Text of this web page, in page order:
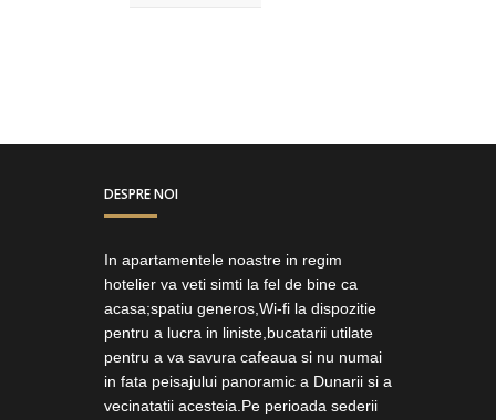
DESPRE NOI
In apartamentele noastre in regim
hotelier va veti simti la fel de bine ca
acasa;spatiu generos,Wi-fi la dispozitie
pentru a lucra in liniste,bucatarii utilate
pentru a va savura cafeaua si nu numai
in fata peisajului panoramic a Dunarii si a
vecinatatii acesteia.Pe perioada sederii